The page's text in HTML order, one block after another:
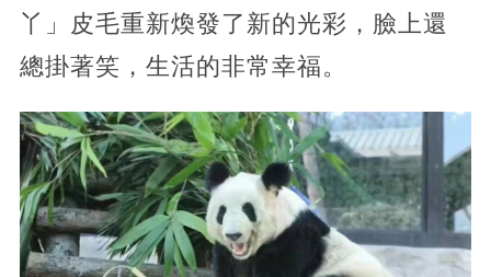
丫」皮毛重新煥發了新的光彩，臉上還
總掛著笑，生活的非常幸福。